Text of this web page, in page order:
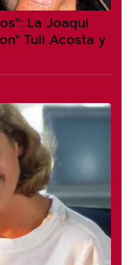
La Joaqui
Tuli Acosta y